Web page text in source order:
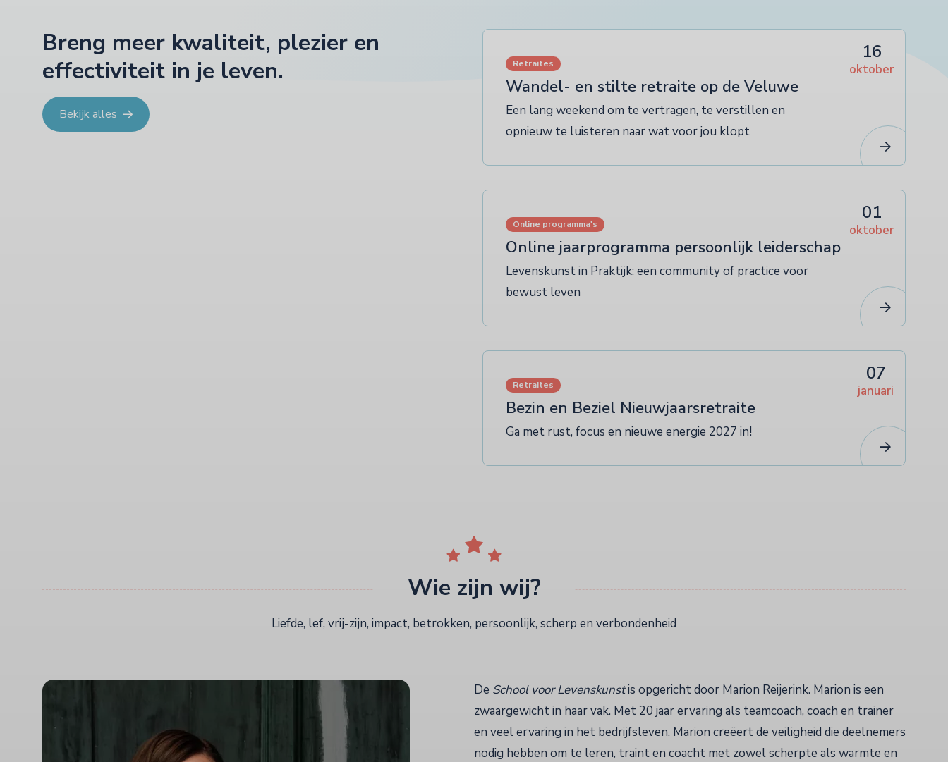
Breng meer kwaliteit, plezier en
effectiviteit in je leven.
Bekijk alles
Retraites
Wandel- en stilte retraite op de Veluwe
Een lang weekend om te vertragen, te verstillen en
opnieuw te luisteren naar wat voor jou klopt
16
oktober
Online programma's
Online jaarprogramma persoonlijk leiderschap
Levenskunst in Praktijk: een community of practice voor
bewust leven
01
oktober
Retraites
Bezin en Beziel Nieuwjaarsretraite
Ga met rust, focus en nieuwe energie 2027 in!
07
januari
Wie zijn wij?
Liefde, lef, vrij-zijn, impact, betrokken, persoonlijk, scherp en verbondenheid
De School voor Levenskunstis opgericht door Marion Reijerink. Marion is een
zwaargewicht in haar vak. Met 20 jaar ervaring als teamcoach, coach en trainer
en veel ervaring in het bedrijfsleven. Marion creëert de veiligheid die deelnemers
nodig hebben om te leren, traint en coacht met zowel scherpte als warmte en